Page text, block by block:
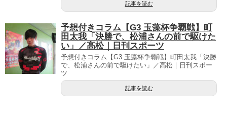
記事を読む
予想付きコラム【G3 玉藻杯争覇戦】町
田太我「決勝で、松浦さんの前で駆けた
い」／高松｜日刊スポーツ
予想付きコラム【G3 玉藻杯争覇戦】町田太我「決勝
で、松浦さんの前で駆けたい」／高松｜日刊スポー
ツ
記事を読む